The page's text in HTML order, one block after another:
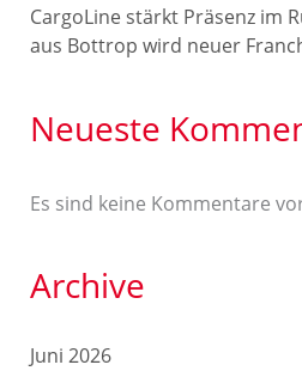
CargoLine stärkt Präsenz im
aus Bottrop wird neuer
Neueste
Es sind keine Kommentare
Archive
Juni 2026